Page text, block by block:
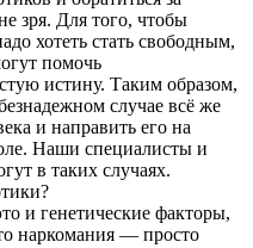
зря. Для того, чтобы
хотеть стать свободным,
помочь
истину. Таким образом,
случае всё же
и направить его на
Наши специалисты и
в таких случаях.
и генетические факторы,
наркомания — просто